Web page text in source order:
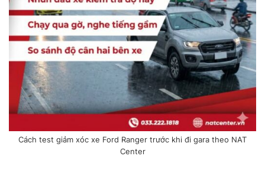
Cách test giảm xóc xe Ford Ranger trước khi đi gara theo NAT
Center